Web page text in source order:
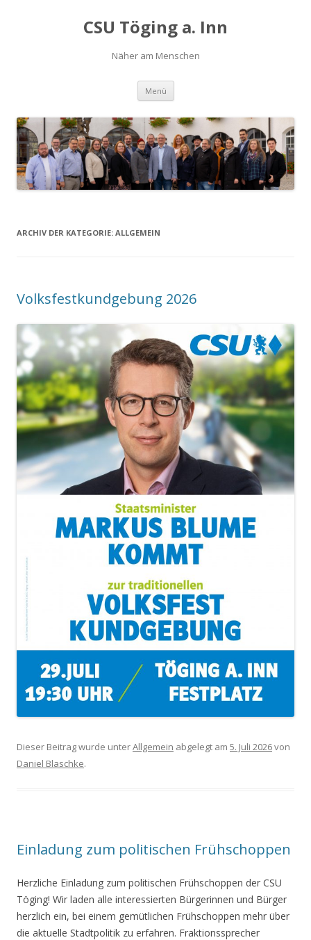
CSU Töging a. Inn
Näher am Menschen
Menü Springe
Inhalt
ARCHIV DER KATEGORIE: ALLGEMEIN
Volksfestkundgebung 2026
Dieser Beitrag wurde unterAllgemein abgelegt am 5. Juli 2026von
Daniel Blaschke.
Einladung zum politischen Frühschoppen
Herzliche Einladung zum politischen Frühschoppen der CSU
Töging! Wir laden alle interessierten Bürgerinnen und Bürger
herzlich ein, bei einem gemütlichen Frühschoppen mehr über
die aktuelle Stadtpolitik zu erfahren. Fraktionssprecher